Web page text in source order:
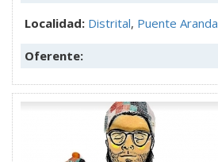
Localidad: Distrital, Puente Aranda
Oferente: